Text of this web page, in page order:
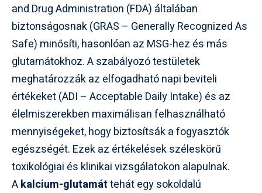
and Drug Administration (FDA) általában
biztonságosnak (GRAS – Generally Recognized As
Safe) minősíti, hasonlóan az MSG-hez és más
glutamátokhoz. A szabályozó testületek
meghatározzák az elfogadható napi beviteli
értékeket (ADI – Acceptable Daily Intake) és az
élelmiszerekben maximálisan felhasználható
mennyiségeket, hogy biztosítsák a fogyasztók
egészségét. Ezek az értékelések széleskörű
toxikológiai és klinikai vizsgálatokon alapulnak.
Akalcium-glutamáttehát egy sokoldalú